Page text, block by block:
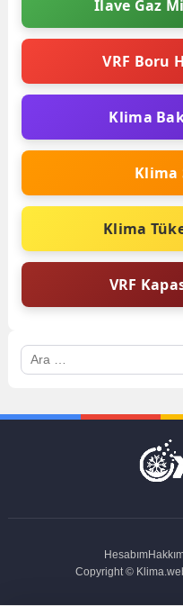
İlave Gaz
VRF Boru
Klima
Klima
Klima
VRF
Arama:
Hesabım
Copyright ©